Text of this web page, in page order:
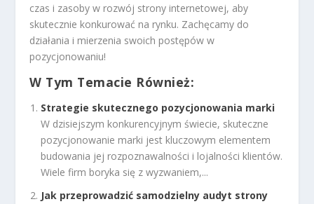
czas i zasoby w rozwój strony internetowej, aby
skutecznie konkurować na rynku. Zachęcamy do
działania i mierzenia swoich postępów w
pozycjonowaniu!
W Tym Temacie Również:
Strategie skutecznego pozycjonowania marki
W dzisiejszym konkurencyjnym świecie, skuteczne
pozycjonowanie marki jest kluczowym elementem
budowania jej rozpoznawalności i lojalności klientów.
Wiele firm boryka się z wyzwaniem,...
Jak przeprowadzić samodzielny audyt strony